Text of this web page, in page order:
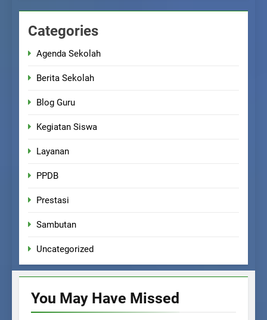
Categories
Agenda Sekolah
Berita Sekolah
Blog Guru
Kegiatan Siswa
Layanan
PPDB
Prestasi
Sambutan
Uncategorized
You May Have Missed